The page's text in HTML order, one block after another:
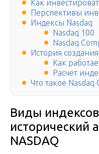
Как
Перспективы
Индексы Nasdaq
Nasdaq 100
Nasdaq
История
Как
Расчет
Что такое Nasdaq
Виды
исторический
NASDAQ